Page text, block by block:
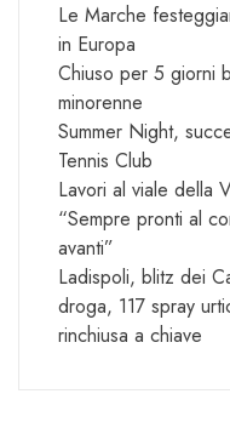
Le Marche
in Europa
Chiuso per 5 giorni
minorenne
Summer Night,
Tennis Club
Lavori al viale della
“Sempre pronti al
avanti”
Ladispoli, blitz dei
droga, 117 spray
rinchiusa a chiave